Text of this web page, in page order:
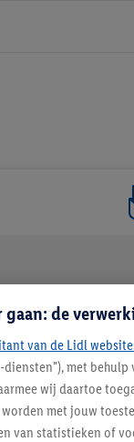
de
van de Lidl
met
wij daartoe
met jouw
van statistieken of